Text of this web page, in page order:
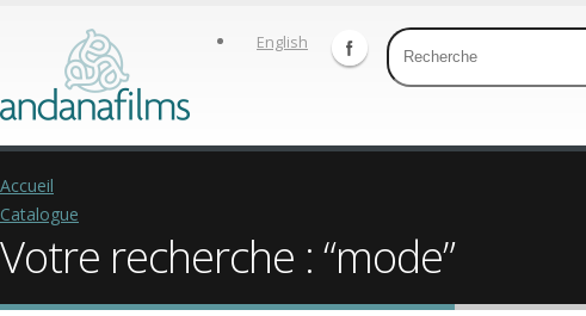
English
Accueil
Catalogue
Votre recherche : “mode”